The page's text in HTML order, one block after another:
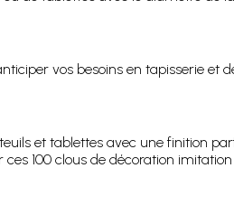
vos besoins en tapisserie et
et tablettes avec une finition
100 clous de décoration